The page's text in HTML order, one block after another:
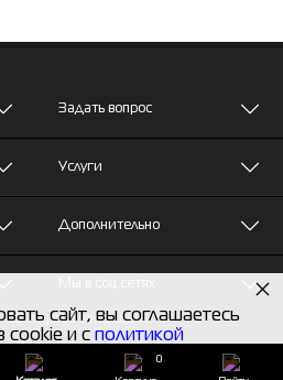
Задать вопрос
Услуги
Дополнительно
Все права защищены
сайт, вы соглашаетесь
cookie и с политикой
×
0